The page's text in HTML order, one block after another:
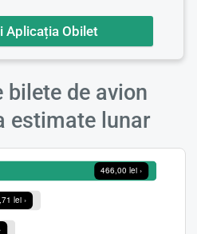
Aplicația Obilet
de avion
estimate lunar